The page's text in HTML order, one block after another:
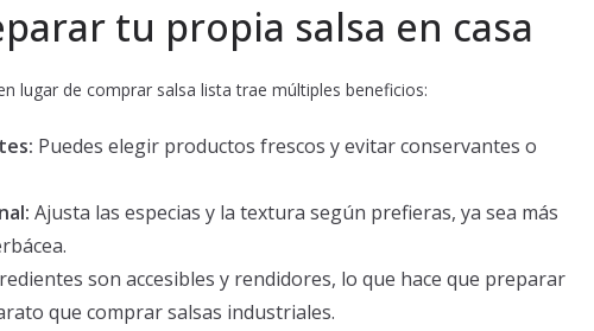
tu propia salsa en casa
lugar de comprar salsa lista trae múltiples beneficios:
Puedes elegir productos frescos y evitar conservantes o
Ajusta las especias y la textura según prefieras, ya sea más
son accesibles y rendidores, lo que hace que preparar
que comprar salsas industriales.